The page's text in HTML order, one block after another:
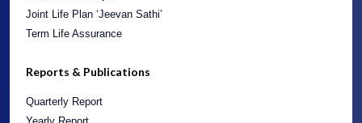
Joint Life Plan ‘Jeevan Sathi’
Term Life Assurance
Reports & Publications
Quarterly Report
Yearly Report